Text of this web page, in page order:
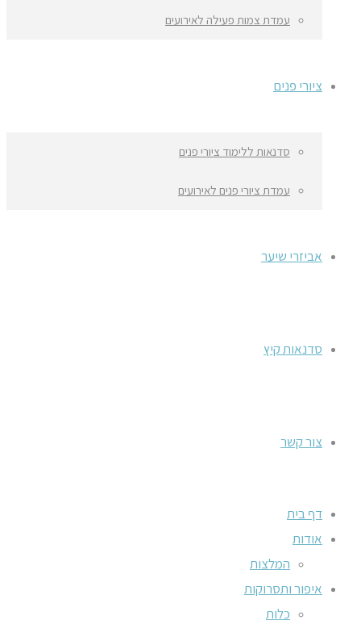
עמדת צמות פעילה לאירועים
ציורי פנים
סדנאות ללימוד ציורי פנים
עמדת ציורי פנים לאירועים
אביזרי שיער
סדנאות קיץ
צור קשר
דף בית
אודות
המלצות
איפור ותסרוקות
כלות